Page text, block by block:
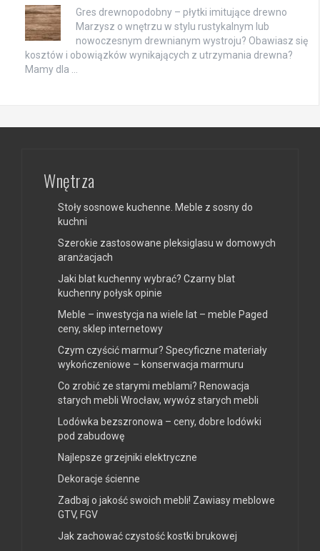
Gres drewnopodobny – płytki imitujące drewno
Marzysz o wnętrzu w stylu rustykalnym lub
nowoczesnym drewnianym wystroju? Obawiasz się
kosztów i obowiązków wynikających z utrzymania drewna?
Mamy dla …
Wnętrza
Stoły sosnowe kuchenne. Meble z sosny do
kuchni
Szerokie zastosowane pleksiglasu w domowych
aranżacjach
Jaki blat kuchenny wybrać? Czarny blat
kuchenny połysk opinie
Meble – inwestycja na wiele lat – meble Paged
ceny, sklep internetowy
Czym czyścić marmur? Specyficzne materiały
wykończeniowe – konserwacja marmuru
Co zrobić ze starymi meblami? Renowacja
starych mebli Wrocław, wywóz starych mebli
Lodówka bezszronowa – ceny, dobre lodówki
pod zabudowę
Najlepsze grzejniki elektryczne
Dekoracje ścienne
Zadbaj o jakość swoich mebli! Zawiasy meblowe
GTV, FGV
Jak zachować czystość kostki brukowej